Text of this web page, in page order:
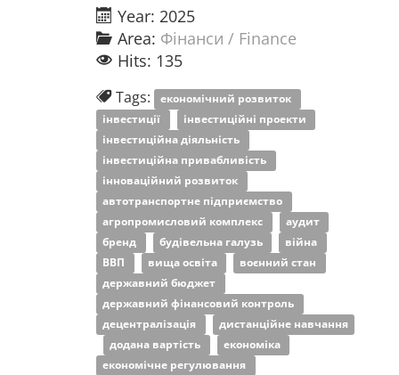
Year: 2025
Area: Фінанси / Finance
Hits: 135
Tags: економічний розвиток
інвестиції
інвестиційні проекти
інвестиційна діяльність
інвестиційна привабливість
інноваційний розвиток
автотранспортне підприємство
агропромисловий комплекс
аудит
бренд
будівельна галузь
війна
ВВП
вища освіта
воєнний стан
державний бюджет
державний фінансовий контроль
децентралізація
дистанційне навчання
додана вартість
економіка
економічне регулювання